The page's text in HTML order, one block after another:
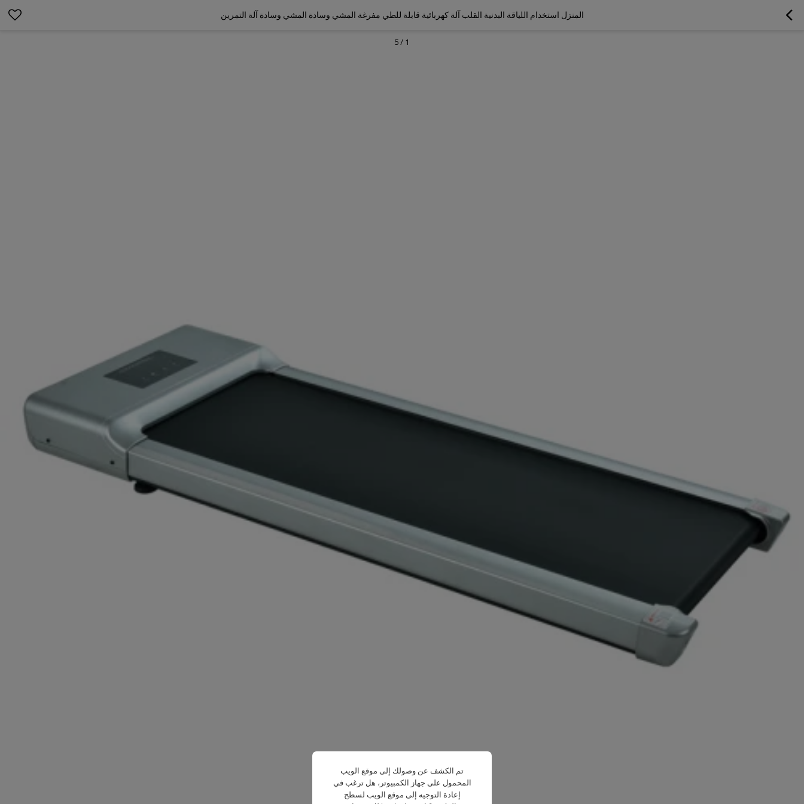
المنزل استخدام اللياقة البدنية القلب آلة كهربائية قابلة للطي مفرغة المشي وسادة المشي وسادة آلة التمرين
1
/
5
تم الكشف عن وصولك إلى موقع الويب
المحمول على جهاز الكمبيوتر، هل ترغب في
إعادة التوجيه إلى موقع الويب لسطح